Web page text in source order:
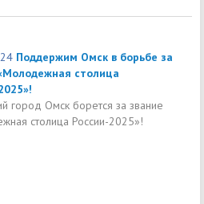
Поддержим Омск в борьбе за
столица
город Омск борется за звание
столица России-2025»!